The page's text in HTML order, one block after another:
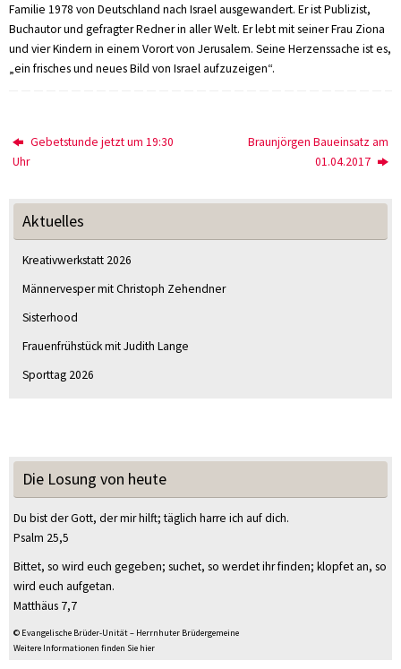
Familie 1978 von Deutschland nach Israel ausgewandert. Er ist Publizist,
Buchautor und gefragter Redner in aller Welt. Er lebt mit seiner Frau Ziona
und vier Kindern in einem Vorort von Jerusalem. Seine Herzenssache ist es,
„ein frisches und neues Bild von Israel aufzuzeigen“.
Gebetstunde jetzt um 19:30
Uhr
Braunjörgen Baueinsatz am
01.04.2017
Aktuelles
Kreativwerkstatt 2026
Männervesper mit Christoph Zehendner
Sisterhood
Frauenfrühstück mit Judith Lange
Sporttag 2026
Die Losung von heute
Du bist der Gott, der mir hilft; täglich harre ich auf dich.
Psalm 25,5
Bittet, so wird euch gegeben; suchet, so werdet ihr finden; klopfet an, so
wird euch aufgetan.
Matthäus 7,7
© Evangelische Brüder-Unität – Herrnhuter Brüdergemeine
Weitere Informationen finden Sie hier